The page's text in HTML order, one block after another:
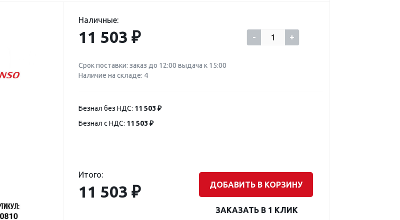
Наличные:
11 503 ₽ - +
Срок поставки: заказ до 12:00 выдача к 15:00
Наличие на складе: 4
Безнал без НДС: 11 503 ₽
Безнал с НДС: 11 503 ₽
Итого:
11 503 ₽ ДОБАВИТЬ В КОРЗИНУ
ЗАКАЗАТЬ В 1 КЛИК